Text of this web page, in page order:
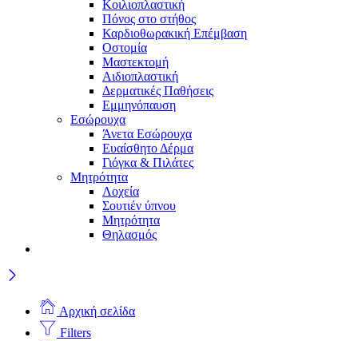
Κοιλιοπλαστική
Πόνος στο στήθος
Καρδιοθωρακική Επέμβαση
Οστομία
Μαστεκτομή
Αιδιοπλαστική
Δερματικές Παθήσεις
Εμμηνόπαυση
Εσώρουχα
Άνετα Εσώρουχα
Ευαίσθητο Δέρμα
Γιόγκα & Πιλάτες
Μητρότητα
Λοχεία
Σουτιέν ύπνου
Μητρότητα
Θηλασμός
Αρχική σελίδα
Filters